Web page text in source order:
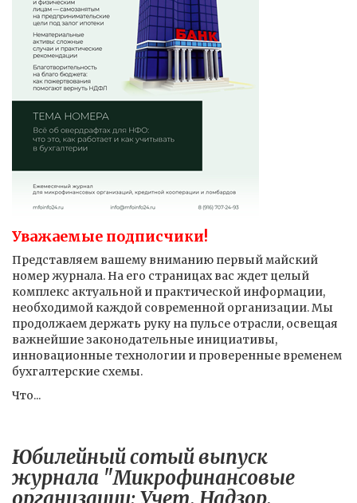
Уважаемые подписчики!
Представляем вашему вниманию первый майский
номер журнала. На его страницах вас ждет целый
комплекс актуальной и практической информации,
необходимой каждой современной организации. Мы
продолжаем держать руку на пульсе отрасли, освещая
важнейшие законодательные инициативы,
инновационные технологии и проверенные временем
бухгалтерские схемы.
Что...
Юбилейный сотый выпуск
журнала "Микрофинансовые